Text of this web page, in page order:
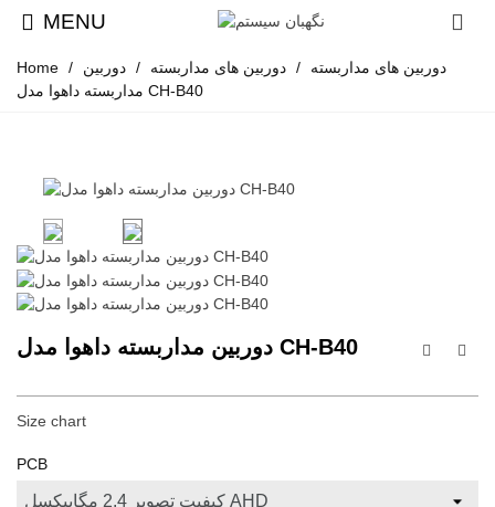
MENU
Home / دوربین های مداربسته / دوربین های مداربسته / دوربین
مداربسته داهوا مدل CH-B40
دوربین مداربسته داهوا مدل CH-B40
Size chart
PCB